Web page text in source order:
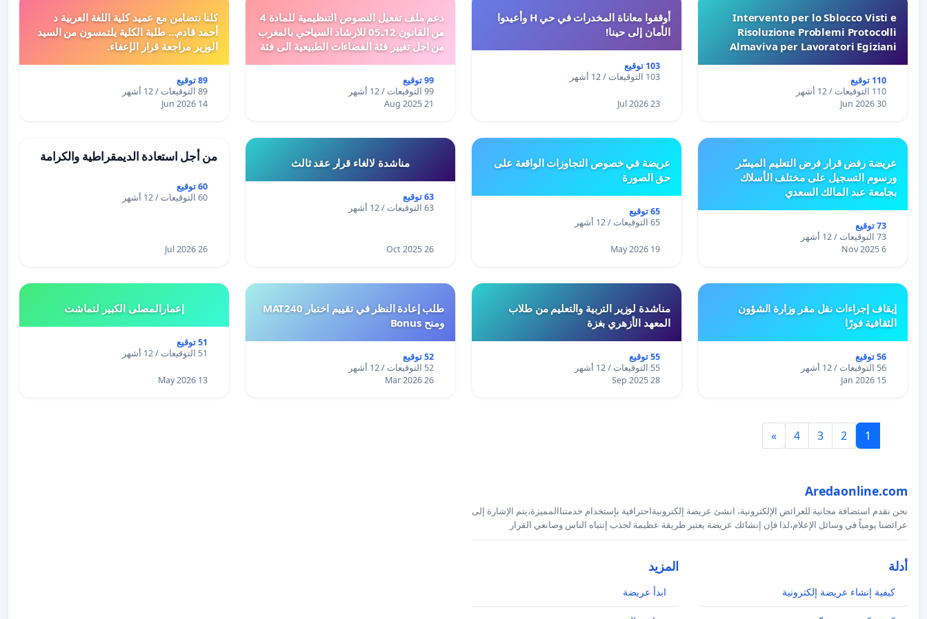
Intervento per lo Sblocco Visti e
Risoluzione Problemi Protocolli
Almaviva per Lavoratori Egiziani
110 توقيع
110 التوقيعات / 12 أشهر
30 Jun 2026
أوقفوا معاناة المخدرات في حي H وأعيدوا
الأمان إلى حينا!
103 توقيع
103 التوقيعات / 12 أشهر
23 Jul 2026
دعم ملف تفعيل النصوص التنظيمية للمادة 4
من القانون 12ـ05 للارشاد السياحي بالمغرب
من اجل تغيير فئة الفضاءات الطبيعية الى فئة
99 توقيع
99 التوقيعات / 12 أشهر
21 Aug 2025
كلنا نتضامن مع عميد كلية اللغة العربية د
أحمد قادم... طلبة الكلية يلتمسون من السيد
الوزير مراجعة قرار الإعفاء.
89 توقيع
89 التوقيعات / 12 أشهر
14 Jun 2026
عريضة رفض قرار فرض التعليم الميسّر
ورسوم التسجيل على مختلف الأسلاك
بجامعة عبد المالك السعدي
73 توقيع
73 التوقيعات / 12 أشهر
6 Nov 2025
عريضة في خصوص التجاوزات الواقعة على
حق الصورة
65 توقيع
65 التوقيعات / 12 أشهر
19 May 2026
مناشدة لالغاء قرار عقد ثالث
63 توقيع
63 التوقيعات / 12 أشهر
26 Oct 2025
من أجل استعادة الديمقراطية والكرامة
60 توقيع
60 التوقيعات / 12 أشهر
26 Jul 2026
إيقاف إجراءات نقل مقر وزارة الشؤون
الثقافية فورًا
56 توقيع
56 التوقيعات / 12 أشهر
15 Jan 2026
مناشدة لوزير التربية والتعليم من طلاب
المعهد الأزهري بغزة
55 توقيع
55 التوقيعات / 12 أشهر
28 Sep 2025
طلب إعادة النظر في تقييم اختبار MAT240
ومنح Bonus
52 توقيع
52 التوقيعات / 12 أشهر
26 Mar 2026
إعمارالمصلى الكبير لتماشت
51 توقيع
51 التوقيعات / 12 أشهر
13 May 2026
1
2
3
4
»
Aredaonline.com
نحن نقدم استضافة مجانية للعرائض الإلكترونية، انشئ عريضة إلكترونيةاحترافية بإستخدام خدمتناالمميزة،يتم الإشارة إلى
عرائضنا يومياً في وسائل الإعلام،لذا فإن إنشائك عريضة يعتبر طريقة عظيمة لجذب إنتباه الناس وصانعي القرار
أدلة
كيفية إنشاء عريضة إلكترونية
المزيد
ابدأ عريضة